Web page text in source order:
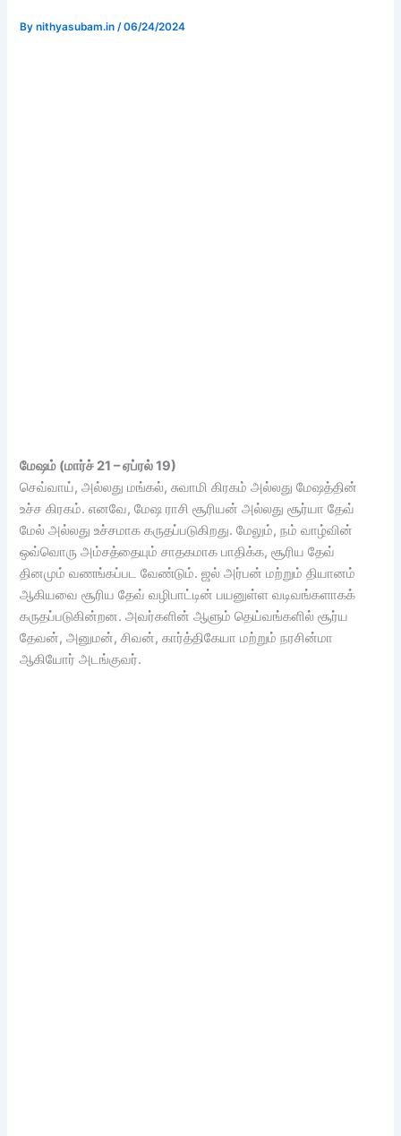
Bynithyasubam.in /06/24/2024
மேஷம் (மார்ச் 21 – ஏப்ரல் 19)
செவ்வாய், அல்லது மங்கல், சுவாமி கிரகம் அல்லது மேஷத்தின்
உச்ச கிரகம். எனவே, மேஷ ராசி சூரியன் அல்லது சூர்யா தேவ்
மேல் அல்லது உச்சமாக கருதப்படுகிறது. மேலும், நம் வாழ்வின்
ஒவ்வொரு அம்சத்தையும் சாதகமாக பாதிக்க, சூரிய தேவ்
தினமும் வணங்கப்பட வேண்டும். ஜல் அர்பன் மற்றும் தியானம்
ஆகியவை சூரிய தேவ் வழிபாட்டின் பயனுள்ள வடிவங்களாகக்
கருதப்படுகின்றன. அவர்களின் ஆளும் தெய்வங்களில் சூர்ய
தேவன், அனுமன், சிவன், கார்த்திகேயா மற்றும் நரசின்மா
ஆகியோர் அடங்குவர்.